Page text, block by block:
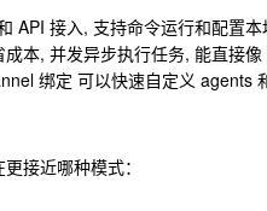
API 接入, 支持命令运行和配置
本, 并发异步执行任务, 能直接
绑定 可以快速自定义 agents
接近哪种模式：